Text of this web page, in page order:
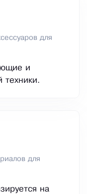
для
и
техники.
для
на